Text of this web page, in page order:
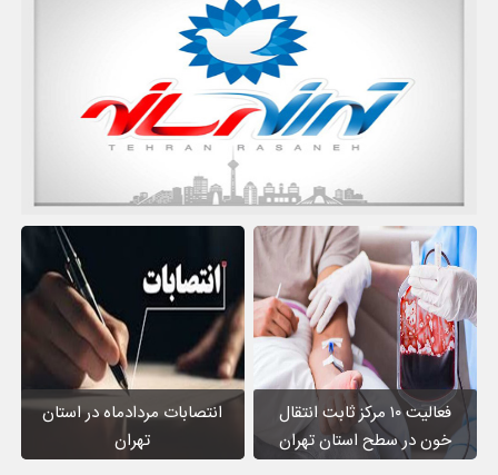
فعالیت ۱۰ مرکز ثابت انتقال
خون در سطح استان تهران
انتصابات مردادماه در استان
تهران